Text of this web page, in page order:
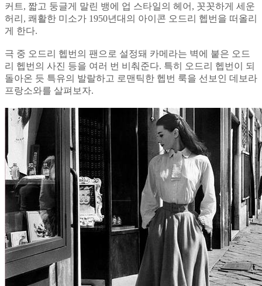
커트, 짧고 둥글게 말린 뱅에 업 스타일의 헤어, 꼿꼿하게 세운
허리, 쾌활한 미소가 1950년대의 아이콘 오드리 헵번을 떠올리
게 한다.
극 중 오드리 헵번의 팬으로 설정돼 카메라는 벽에 붙은 오드
리 헵번의 사진 등을 여러 번 비춰준다. 특히 오드리 헵번이 되
돌아온 듯 특유의 발랄하고 로맨틱한 헵번 룩을 선보인 데보라
프랑소와를 살펴보자.